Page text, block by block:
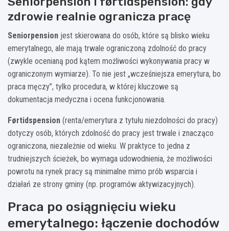
zdrowie realnie ogranicza pracę
Seniorpension jest skierowana do osób, które są blisko wieku
emerytalnego, ale mają trwale ograniczoną zdolność do pracy
(zwykle ocenianą pod kątem możliwości wykonywania pracy w
ograniczonym wymiarze). To nie jest „wcześniejsza emerytura, bo
praca męczy”, tylko procedura, w której kluczowe są
dokumentacja medyczna i ocena funkcjonowania.
Førtidspension (renta/emerytura z tytułu niezdolności do pracy)
dotyczy osób, których zdolność do pracy jest trwale i znacząco
ograniczona, niezależnie od wieku. W praktyce to jedna z
trudniejszych ścieżek, bo wymaga udowodnienia, że możliwości
powrotu na rynek pracy są minimalne mimo prób wsparcia i
działań ze strony gminy (np. programów aktywizacyjnych).
Praca po osiągnięciu wieku
emerytalnego: łączenie dochodów